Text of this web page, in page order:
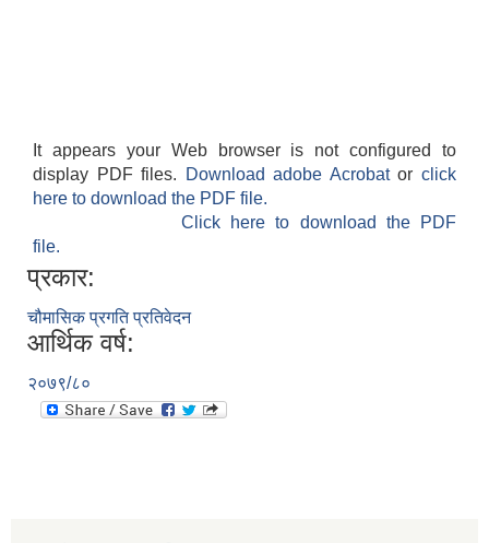
It appears your Web browser is not configured to
display PDF files.
Download adobe Acrobatorclick
here to download the PDF file.
Click here to download the PDF
file.
प्रकार:
चौमासिक प्रगति प्रतिवेदन
आर्थिक वर्ष:
२०७९/८०